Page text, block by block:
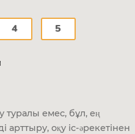
4 5
туралы емес, бұл, ең
арттыру, оқу іс-әрекетінен